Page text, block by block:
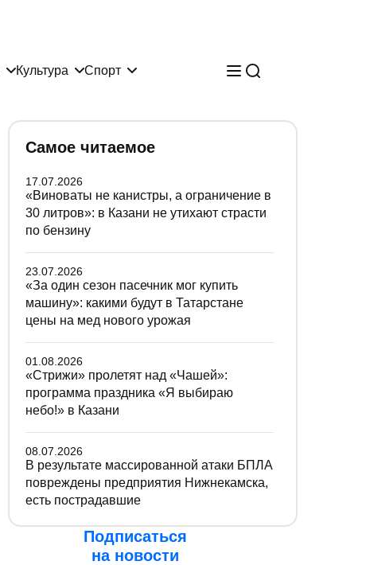
Культура Спорт
Самое читаемое
17.07.2026
«Виноваты не канистры, а ограничение в
30 литров»: в Казани не утихают страсти
по бензину
23.07.2026
«За один сезон пасечник мог купить
машину»: какими будут в Татарстане
цены на мед нового урожая
01.08.2026
«Стрижи» пролетят над «Чашей»:
программа праздника «Я выбираю
небо!» в Казани
08.07.2026
В результате массированной атаки БПЛА
повреждены предприятия Нижнекамска,
есть пострадавшие
Подписаться
на новости